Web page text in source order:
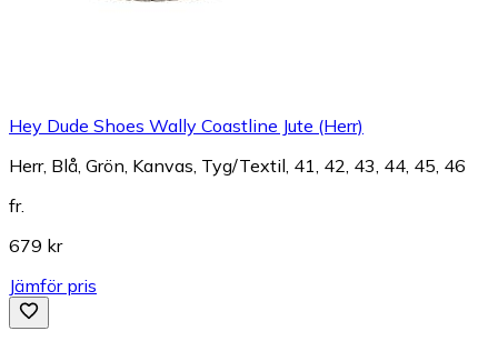
Hey Dude Shoes Wally Coastline Jute (Herr)
Herr, Blå, Grön, Kanvas, Tyg/Textil, 41, 42, 43, 44, 45, 46
fr.
679 kr
Jämför pris